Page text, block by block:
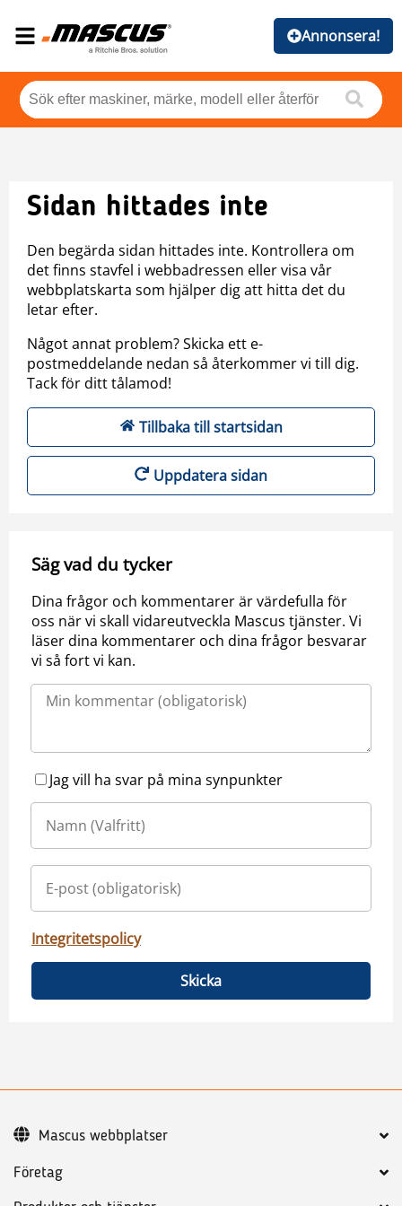
Annonsera!
Sidan hittades inte
Den begärda sidan hittades inte. Kontrollera om
det finns stavfel i webbadressen eller visa vår
webbplatskarta som hjälper dig att hitta det du
letar efter.
Något annat problem? Skicka ett e-
postmeddelande nedan så återkommer vi till dig.
Tack för ditt tålamod!
Tillbaka till startsidan
Uppdatera sidan
Säg vad du tycker
Dina frågor och kommentarer är värdefulla för
oss när vi skall vidareutveckla Mascus tjänster. Vi
läser dina kommentarer och dina frågor besvarar
vi så fort vi kan.
Jag vill ha svar på mina synpunkter
Integritetspolicy
Skicka
Företag
Mascus webbplatser